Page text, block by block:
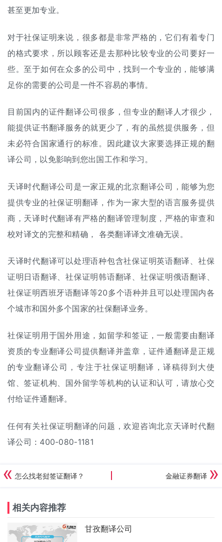
甚至更加专业。
对于社保证明来说，很多都是非常严格的，它们有着专门
的格式要求，所以顾客还是去那种比较专业的公司要好一
些。至于如何在众多的公司中，找到一个专业的，能够满
足你的需要的公司是一件不容易的事情。
目前国内的证件翻译公司很多，但专业的翻译人才很少，
能提供证书翻译服务的就更少了，有的虽然提供服务，但
未必符合国家通行的标准。因此建议大家要选择正规的翻
译公司，以免影响到您出国工作和学习。
天译时代翻译公司是一家正规的北京翻译公司，能够为您
提供专业的社保证明翻译，作为一家大型的语言服务提供
商，天译时代翻译有严格的翻译管理制度，严格的审查和
校对译文的完整和精确， 各类翻译译文准确无误。
天译时代翻译可以处理语种包含社保证明英语翻译、社保
证明日语翻译、社保证明韩语翻译、社保证明俄语翻译、
社保证明西班牙语翻译等20多个语种并且可以处理国内各
个城市和国外多个国家的社保翻译业务。
社保证明用于国外用途，如留学和签证，一般需要由翻译
资质的专业翻译公司提供翻译并盖章，证件通翻译是正规
的专业翻译公司，专注于社保证明翻译，译稿得到大使
馆、签证机构、国外留学等机构的认证和认可，请放心交
付给证件通翻译。
任何有关社保证明翻译的问题，欢迎咨询北京天译时代翻
译公司：400-080-1181
怎么找老挝签证翻译？ 金融证券翻译
相关内容推荐
甘孜翻译公司